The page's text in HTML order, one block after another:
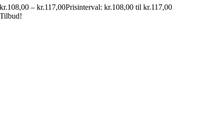
kr.108,00 – kr.117,00Prisinterval: kr.108,00 til kr.117,00
Tilbud!